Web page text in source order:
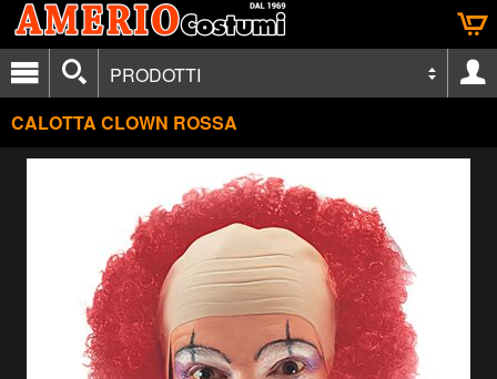
PRODOTTI
CALOTTA CLOWN ROSSA